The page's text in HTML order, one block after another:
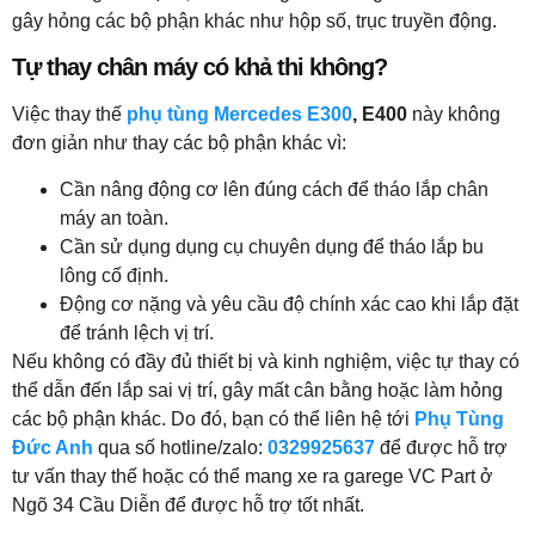
gây hỏng các bộ phận khác như hộp số, trục truyền động.
Tự thay chân máy có khả thi không?
Việc thay thế phụ tùng Mercedes E300, E400 này không
đơn giản như thay các bộ phận khác vì:
Cần nâng động cơ lên đúng cách để tháo lắp chân
máy an toàn.
Cần sử dụng dụng cụ chuyên dụng để tháo lắp bu
lông cố định.
Động cơ nặng và yêu cầu độ chính xác cao khi lắp đặt
để tránh lệch vị trí.
Nếu không có đầy đủ thiết bị và kinh nghiệm, việc tự thay có
thể dẫn đến lắp sai vị trí, gây mất cân bằng hoặc làm hỏng
các bộ phận khác. Do đó, bạn có thể liên hệ tới Phụ Tùng
Đức Anh qua số hotline/zalo: 0329925637 để được hỗ trợ
tư vấn thay thế hoặc có thể mang xe ra garege VC Part ở
Ngõ 34 Cầu Diễn để được hỗ trợ tốt nhất.